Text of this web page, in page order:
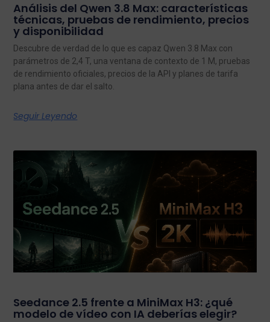
Análisis del Qwen 3.8 Max: características
técnicas, pruebas de rendimiento, precios
y disponibilidad
Descubre de verdad de lo que es capaz Qwen 3.8 Max con
parámetros de 2,4 T, una ventana de contexto de 1 M, pruebas
de rendimiento oficiales, precios de la API y planes de tarifa
plana antes de dar el salto.
Seguir Leyendo
Seedance 2.5 frente a MiniMax H3: ¿qué
modelo de vídeo con IA deberías elegir?